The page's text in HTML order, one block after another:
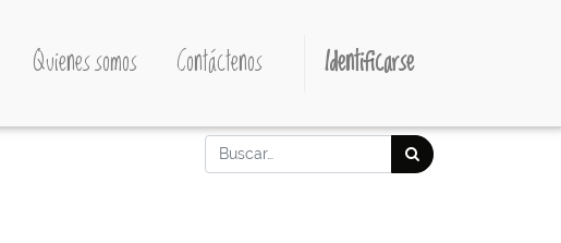
Quienes somos Contáctenos Identificarse